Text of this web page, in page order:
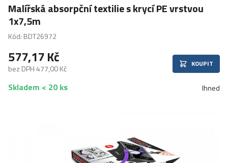
Malířská absorpční textilie s krycí PE vrstvou
1x7,5m
Kód: BDT26972
577,17 Kč
bez DPH 477,00 Kč KOUPIT
Skladem < 20 ks Ihned